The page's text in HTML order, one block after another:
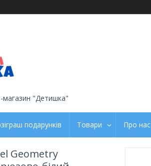
магазин "Детишка"
подарунків Товари Про нас
Geometry